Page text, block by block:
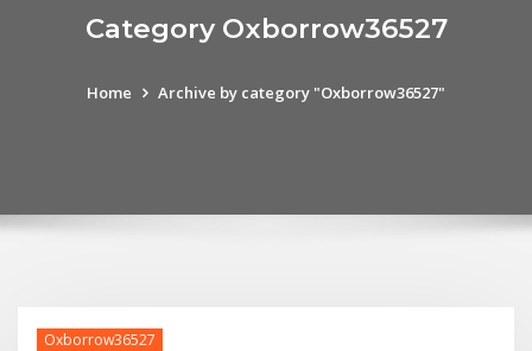
Category Oxborrow36527
Home Archive by category "Oxborrow36527"
Oxborrow36527